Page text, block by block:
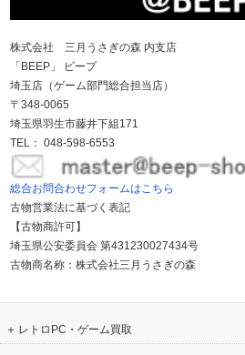
株式会社 三月うさぎの森 内支店
「BEEP」 ビープ
埼玉店（ゲーム部門総合担当店）
〒348-0065
埼玉県羽生市藤井下組171
TEL： 048-598-6553
総合お問合わせフォームはこちら
古物営業法に基づく表記
【古物商許可】
埼玉県公安委員会 第431230027434号
古物商名称：株式会社三月うさぎの森
レトロPC・ゲーム買取